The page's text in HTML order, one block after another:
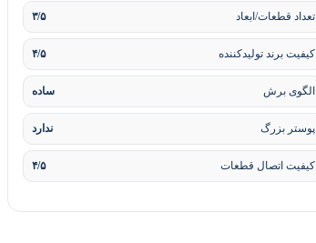
تعداد قطعات/ابعاد ۳/۵
کیفیت برند تولیدکننده ۴/۵
الگوی برش ساده
پوستر بزرگ ندارد
کیفیت اتصال قطعات ۴/۵